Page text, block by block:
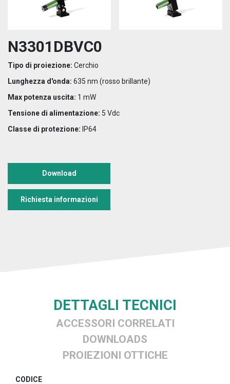
N3301DBVC0
Tipo di proiezione: Cerchio
Lunghezza d'onda: 635 nm (rosso brillante)
Max potenza uscita: 1 mW
Tensione di alimentazione: 5 Vdc
Classe di protezione: IP64
Download
Richiesta informazioni
DETTAGLI TECNICI
ACCESSORI CORRELATI
DOWNLOADS
PROIEZIONI OTTICHE
CODICE